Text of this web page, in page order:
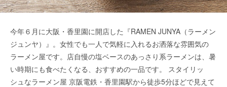
今年６月に大阪・香里園に開店した『RAMEN JUNYA（ラーメン
ジュンヤ）』。女性でも一人で気軽に入れるお洒落な雰囲気の
ラーメン屋です。店自慢の塩ベースのあっさり系ラーメンは、暑
い時期にも食べたくなる、おすすめの一品です。 スタイリッ
シュなラーメン屋 京阪電鉄・香里園駅から徒歩5分ほどで見えて